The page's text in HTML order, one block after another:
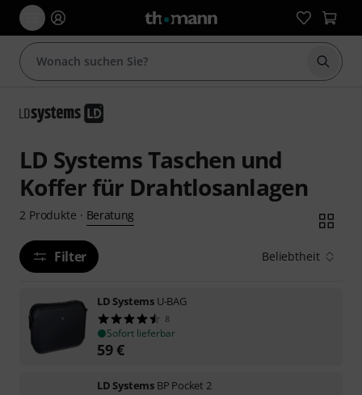
Suche
LD Systems Taschen und
Koffer für Drahtlosanlagen
2 Produkte · Beratung
Filter Beliebtheit
LD Systems U-BAG
8
Sofort lieferbar
59€
LD Systems BP Pocket 2